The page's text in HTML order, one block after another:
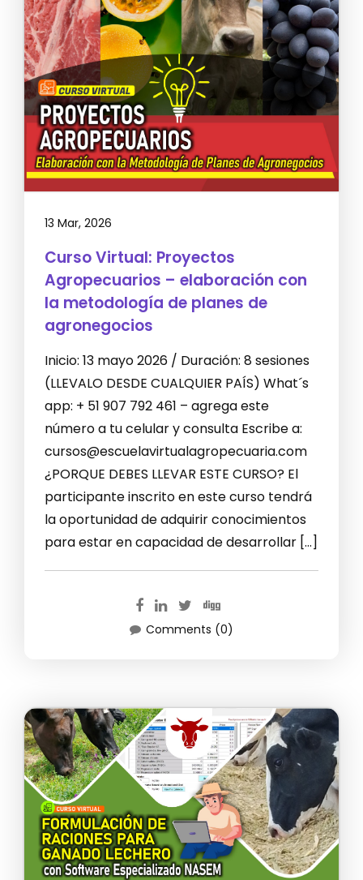
13 Mar, 2026
Curso Virtual: Proyectos
Agropecuarios – elaboración con
la metodología de planes de
agronegocios
Inicio: 13 mayo 2026 / Duración: 8 sesiones
(LLEVALO DESDE CUALQUIER PAÍS) What´s
app: + 51 907 792 461 – agrega este
número a tu celular y consulta Escribe a:
cursos@escuelavirtualagropecuaria.com
¿PORQUE DEBES LLEVAR ESTE CURSO? El
participante inscrito en este curso tendrá
la oportunidad de adquirir conocimientos
para estar en capacidad de desarrollar […]
Comments (0)